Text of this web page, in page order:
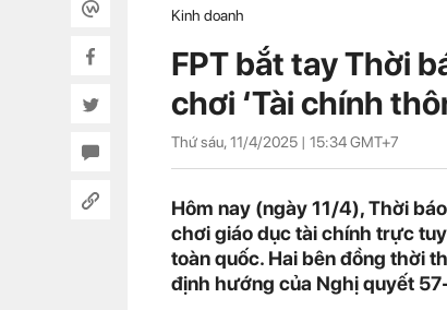
Kinh doanh
FPT bắt tay Thời
chơi ‘Tài chính
Thứ sáu, 11/4/2025 | 15:34GMT+7
Hôm nay (ngày 11/4), Thời
chơi giáo dục tài chính trực
toàn quốc. Hai bên đồng thời
định hướng của Nghị quyết